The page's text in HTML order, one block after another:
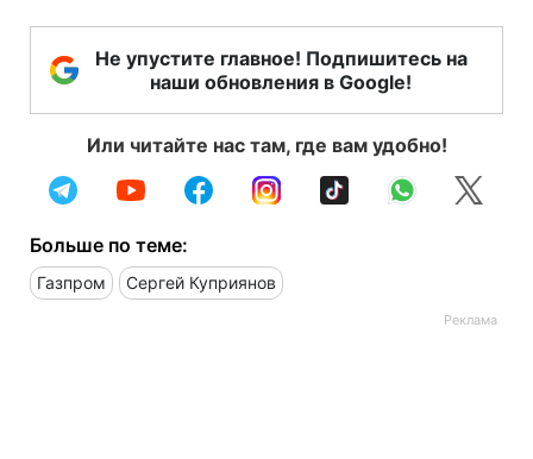
Не упустите главное! Подпишитесь на
наши обновления в Google!
Или читайте нас там, где вам удобно!
Больше по теме:
Газпром Сергей Куприянов